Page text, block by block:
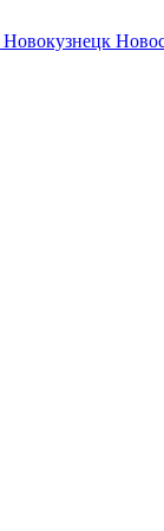
Новокузнецк